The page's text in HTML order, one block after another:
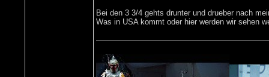
Bei den 3 3/4 gehts drunter und drueber nach
Was in USA kommt oder hier werden wir sehen